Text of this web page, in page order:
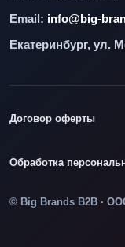
Email: info@big-
Екатеринбург, ул.
Договор оферты
Обработка
© Big Brands B2B ·